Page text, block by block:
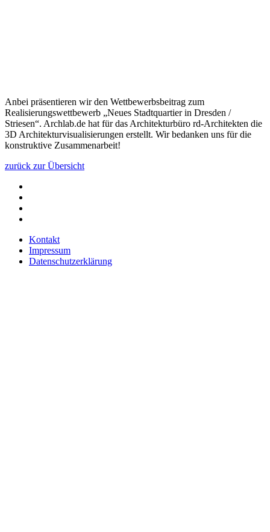
Anbei präsentieren wir den Wettbewerbsbeitrag zum
Realisierungswettbewerb „Neues Stadtquartier in Dresden /
Striesen“. Archlab.de hat für das Architekturbüro rd-Architekten die
3D Architekturvisualisierungen erstellt. Wir bedanken uns für die
konstruktive Zusammenarbeit!
zurück zur Übersicht
Kontakt
Impressum
Datenschutzerklärung